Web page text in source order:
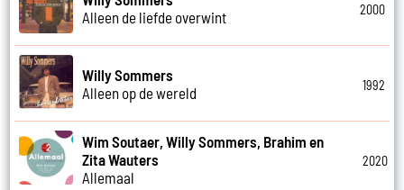
Alleen de liefde overwint
2000
Willy Sommers
Alleen op de wereld
1992
Wim Soutaer, Willy Sommers, Brahim en
Zita Wauters
Allemaal
2020